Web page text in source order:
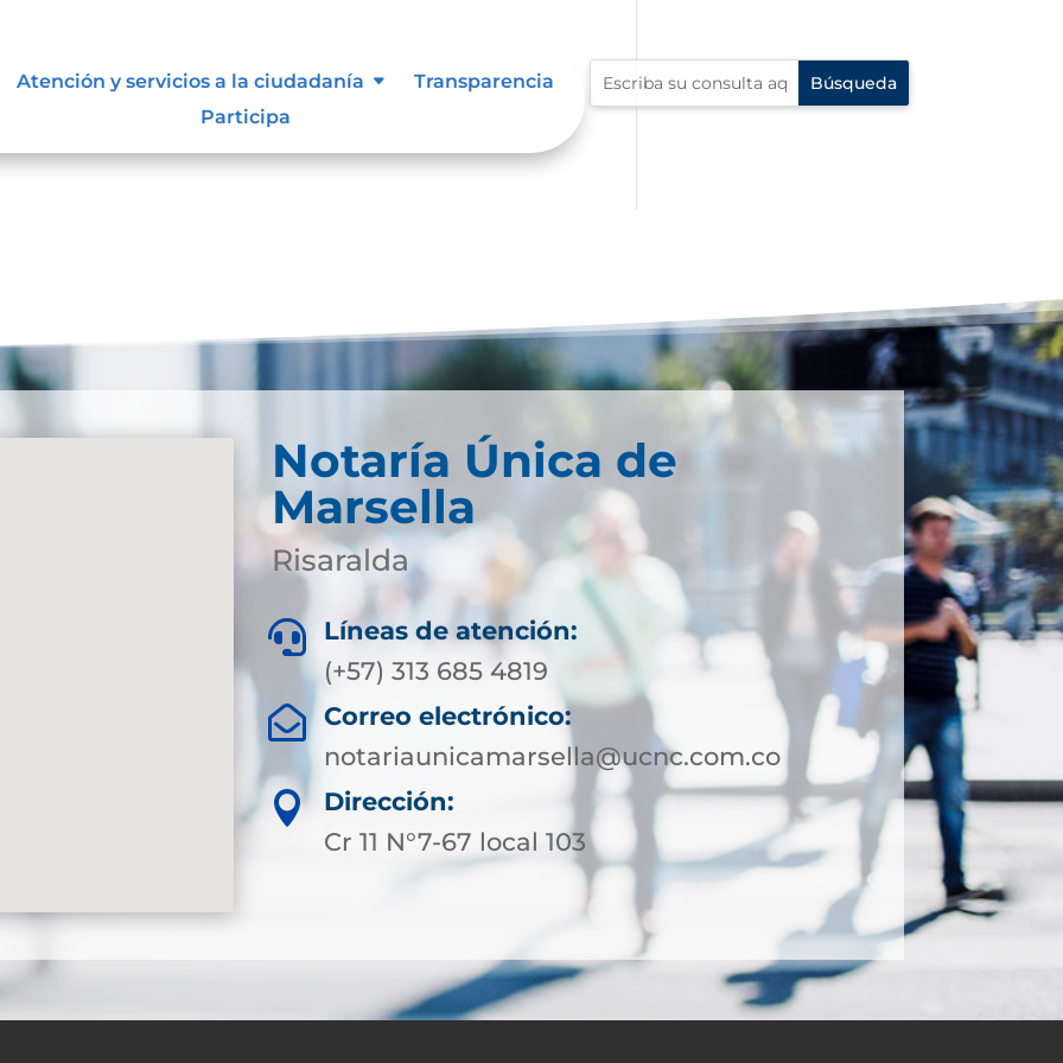
Atención y servicios a la ciudadanía
Transparencia
Participa
Notaría Única de
Marsella
Risaralda

Líneas de atención:
(+57) 313 685 4819

Correo electrónico:
notariaunicamarsella@ucnc.com.co

Dirección:
Cr 11 N°7-67 local 103